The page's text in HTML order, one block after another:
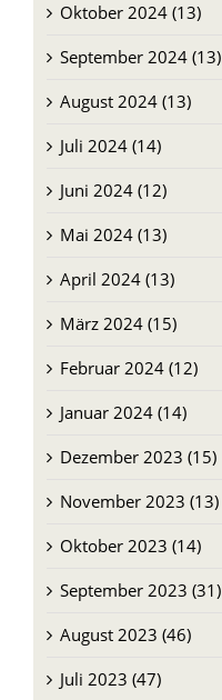
Oktober 2024 (13)
September 2024 (13)
August 2024 (13)
Juli 2024 (14)
Juni 2024 (12)
Mai 2024 (13)
April 2024 (13)
März 2024 (15)
Februar 2024 (12)
Januar 2024 (14)
Dezember 2023 (15)
November 2023 (13)
Oktober 2023 (14)
September 2023 (31)
August 2023 (46)
Juli 2023 (47)